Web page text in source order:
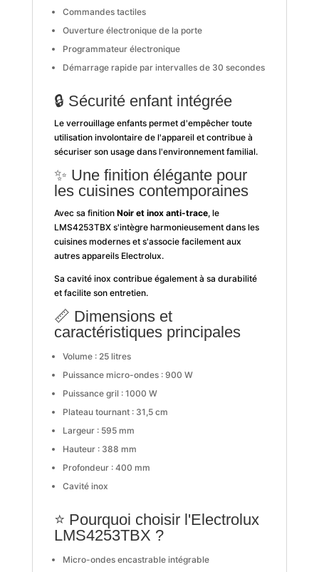
Commandes tactiles
Ouverture électronique de la porte
Programmateur électronique
Démarrage rapide par intervalles de 30 secondes
🔒 Sécurité enfant intégrée
Le verrouillage enfants permet d'empêcher toute
utilisation involontaire de l'appareil et contribue à
sécuriser son usage dans l'environnement familial.
✨ Une finition élégante pour
les cuisines contemporaines
Avec sa finition Noir et inox anti-trace, le
LMS4253TBX s'intègre harmonieusement dans les
cuisines modernes et s'associe facilement aux
autres appareils Electrolux.
Sa cavité inox contribue également à sa durabilité
et facilite son entretien.
📏 Dimensions et
caractéristiques principales
Volume : 25 litres
Puissance micro-ondes : 900 W
Puissance gril : 1000 W
Plateau tournant : 31,5 cm
Largeur : 595 mm
Hauteur : 388 mm
Profondeur : 400 mm
Cavité inox
⭐ Pourquoi choisir l'Electrolux
LMS4253TBX ?
Micro-ondes encastrable intégrable